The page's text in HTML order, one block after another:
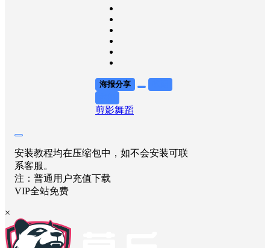
海报分享
剪影舞蹈
安装教程均在压缩包中，如不会安装可联
系客服。
注：普通用户充值下载
VIP全站免费
×